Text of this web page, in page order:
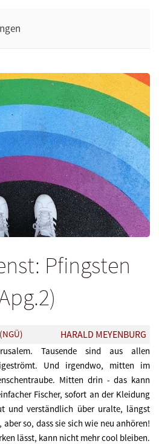
Pfingsten
HARALD MEYENBURG
Tausende sind aus allen
Und irgendwo, mitten im
Mitten drin - das kann
Fischer, sofort an der Kleidung
und verständlich über uralte, längst
so, dass sie sich wie neu anhören!
lässt, kann nicht mehr cool bleiben.